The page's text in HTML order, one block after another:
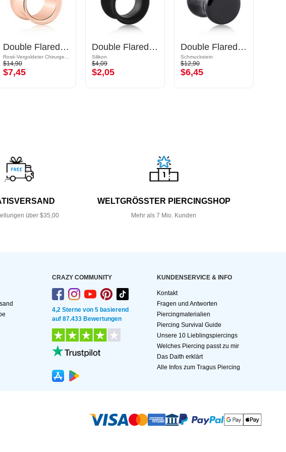
Double Flared Tunnel (Chirurgenstahl, rosegold, glänzend)
$14,90
$7,45
Double Flared Tunnel (Silikon, mehrere Farben)
Silikon
$4,09
$2,05
Double Flared Plug (Stein)
Schmuckstein
$12,90
$6,45
über $35,00
WELTGRÖSSTER PIERCINGSHOP
Mehr als 7 Mio. Kunden
CRAZY COMMUNITY
4,2 Sterne von 5 basierend
auf 87.433 Bewertungen
KUNDEN­SERVICE & INFO
Kontakt
Fragen und Antworten
Piercingmaterialien
Piercing Survival Guide
Unsere 10 Lieblingspiercings
Welches Piercing passt zu mir
Das Daith erklärt
Alle Infos zum Tragus Piercing